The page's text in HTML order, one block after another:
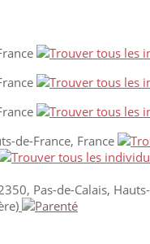
de-France, France
Pas-de-Calais,